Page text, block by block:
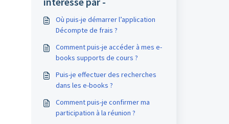
Où puis-je démarrer l’application
Décompte de frais ?
Comment puis-je accéder à mes e-
books supports de cours ?
Puis-je effectuer des recherches
dans les e-books ?
Comment puis-je confirmer ma
participation à la réunion ?